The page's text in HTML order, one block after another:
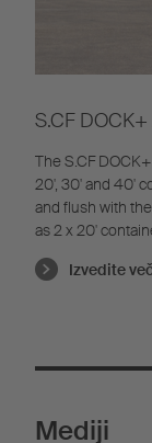
S.CF
The S.CF
20', 30' and 40'
and flush with
as 2 x 20'
Izvedite več
Mediji